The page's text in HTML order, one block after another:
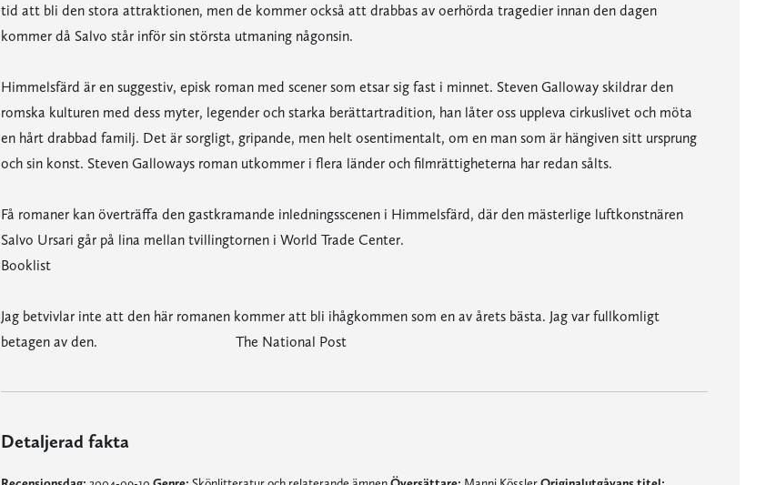
tid att bli den stora attraktionen, men de kommer också att drabbas av oerhörda tragedier innan den dagen
kommer då Salvo står inför sin största utmaning någonsin.
Himmelsfärd är en suggestiv, episk roman med scener som etsar sig fast i minnet. Steven Galloway skildrar den
romska kulturen med dess myter, legender och starka berättartradition, han låter oss uppleva cirkuslivet och möta
en hårt drabbad familj. Det är sorgligt, gripande, men helt osentimentalt, om en man som är hängiven sitt ursprung
och sin konst. Steven Galloways roman utkommer i flera länder och filmrättigheterna har redan sålts.
Få romaner kan överträffa den gastkramande inledningsscenen i Himmelsfärd, där den mästerlige luftkonstnären
Salvo Ursari går på lina mellan tvillingtornen i World Trade Center.
Booklist
Jag betvivlar inte att den här romanen kommer att bli ihågkommen som en av årets bästa. Jag var fullkomligt
betagen av den. The National Post
Detaljerad fakta